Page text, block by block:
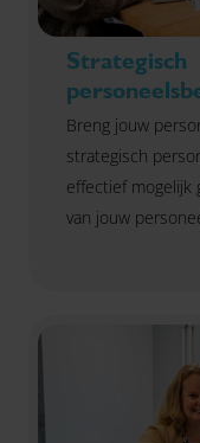
Strategisch
Breng jouw
strategisch
effectief mogelijk
van jouw